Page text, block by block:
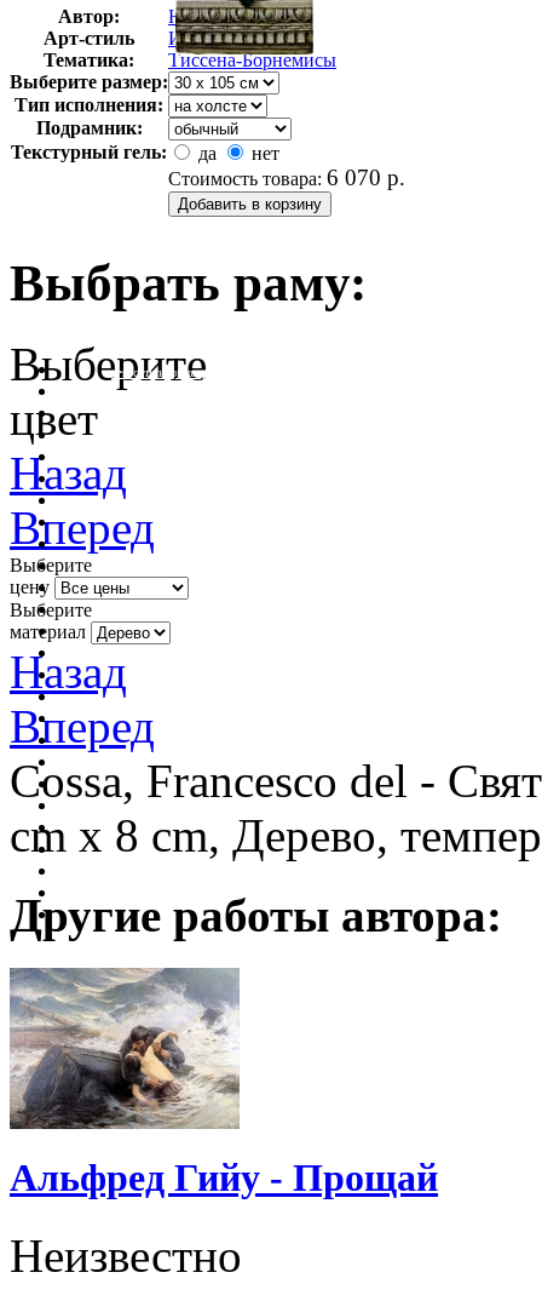
Автор:
Неизвестно
Арт-стиль
Импрессионизм
Тематика:
Тиссена-Борнемисы
Выберите размер:
Тип исполнения:
Подрамник:
Текстурный гель:
да
нет
Стоимость товара: 6 070 р.
Выбрать раму:
очистить фильтр цвета
Выберите
цвет
Назад
Вперед
Выберите
цену
Выберите
материал
Назад
Вперед
Cossa, Francesco del -
cm x 8 cm, Дерево,
Другие работы автора:
Альфред Гийу - Прощай
Неизвестно